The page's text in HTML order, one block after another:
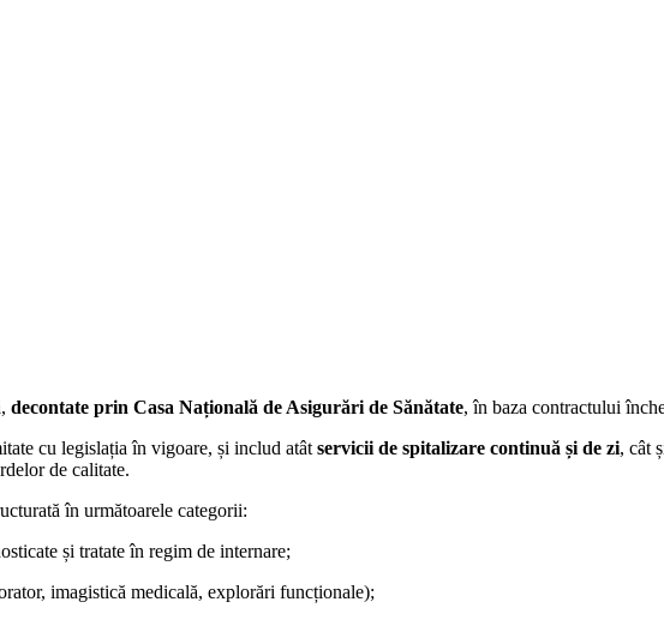
decontate prin Casa Națională de Asigurări de Sănătate, în baza contractului
cu legislația în vigoare, și includ atât servicii de spitalizare continuă și de zi, cât
de calitate.
în următoarele categorii:
și tratate în regim de internare;
imagistică medicală, explorări funcționale);